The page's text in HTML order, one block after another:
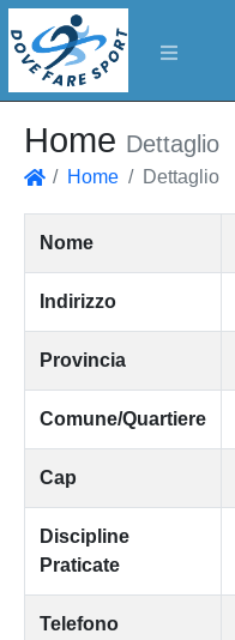
Home Dettaglio
Home Dettaglio
Nome
Indirizzo
Provincia
Comune/Quartiere
Cap
Discipline
Praticate
Telefono